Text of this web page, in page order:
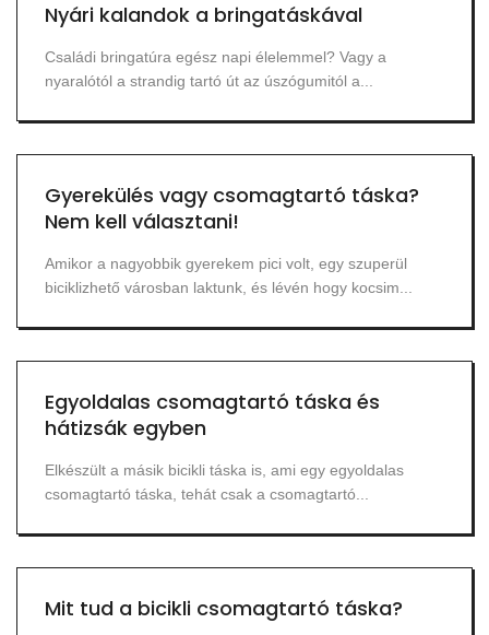
Nyári kalandok a bringatáskával
Családi bringatúra egész napi élelemmel? Vagy a
nyaralótól a strandig tartó út az úszógumitól a...
Gyerekülés vagy csomagtartó táska?
Nem kell választani!
Amikor a nagyobbik gyerekem pici volt, egy szuperül
biciklizhető városban laktunk, és lévén hogy kocsim...
Egyoldalas csomagtartó táska és
hátizsák egyben
Elkészült a másik bicikli táska is, ami egy egyoldalas
csomagtartó táska, tehát csak a csomagtartó...
Mit tud a bicikli csomagtartó táska?